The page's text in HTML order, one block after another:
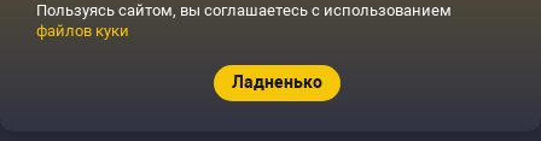
Пользуясь сайтом, вы соглашаетесь с использованием
файлов куки
Ладненько